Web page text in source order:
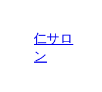
仁サロ
ン